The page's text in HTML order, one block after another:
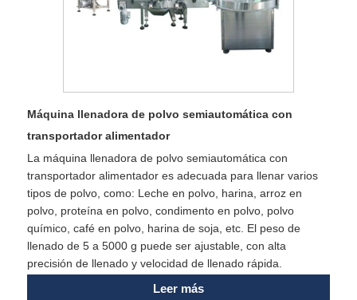
Máquina llenadora de polvo semiautomática con
transportador alimentador
La máquina llenadora de polvo semiautomática con
transportador alimentador es adecuada para llenar varios
tipos de polvo, como: Leche en polvo, harina, arroz en
polvo, proteína en polvo, condimento en polvo, polvo
químico, café en polvo, harina de soja, etc. El peso de
llenado de 5 a 5000 g puede ser ajustable, con alta
precisión de llenado y velocidad de llenado rápida.
Leer más